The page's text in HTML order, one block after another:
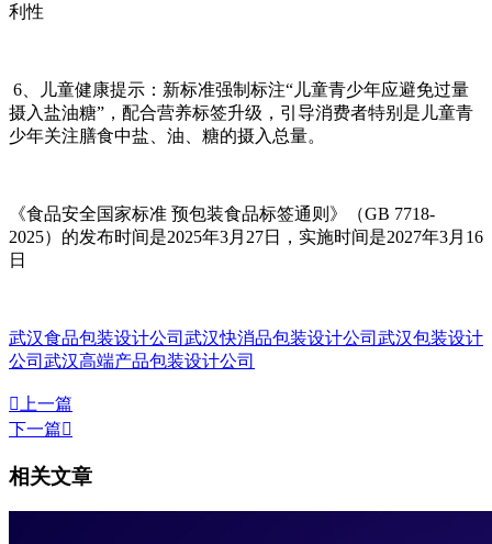
利性‌
6、‌儿童健康提示‌：新标准强制标注“儿童青少年应避免过量
摄入盐油糖”，配合营养标签升级，引导消费者特别是儿童青
少年关注膳食中盐、油、糖的摄入总量‌。
《食品安全国家标准 预包装食品标签通则》（GB 7718-
2025）的发布时间是2025年3月27日，实施时间是2027年3月16
日‌‌
武汉食品包装设计公司 武汉快消品包装设计公司 武汉包装设计
公司 武汉高端产品包装设计公司
 上一篇
下一篇
相关文章